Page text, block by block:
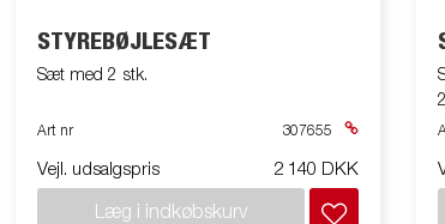
STYREBØJLESÆT
Sæt med 2 stk.
Art nr 307655
Vejl. udsalgspris 2 140 DKK
Læg i indkøbskurv